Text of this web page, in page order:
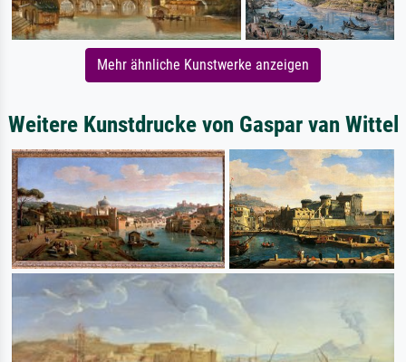
Mehr ähnliche Kunstwerke anzeigen
Weitere Kunstdrucke von Gaspar van Wittel